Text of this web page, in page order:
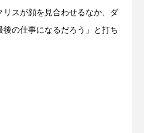
リスが顔を見合わせるなか、ダ
後の仕事になるだろう」と打ち